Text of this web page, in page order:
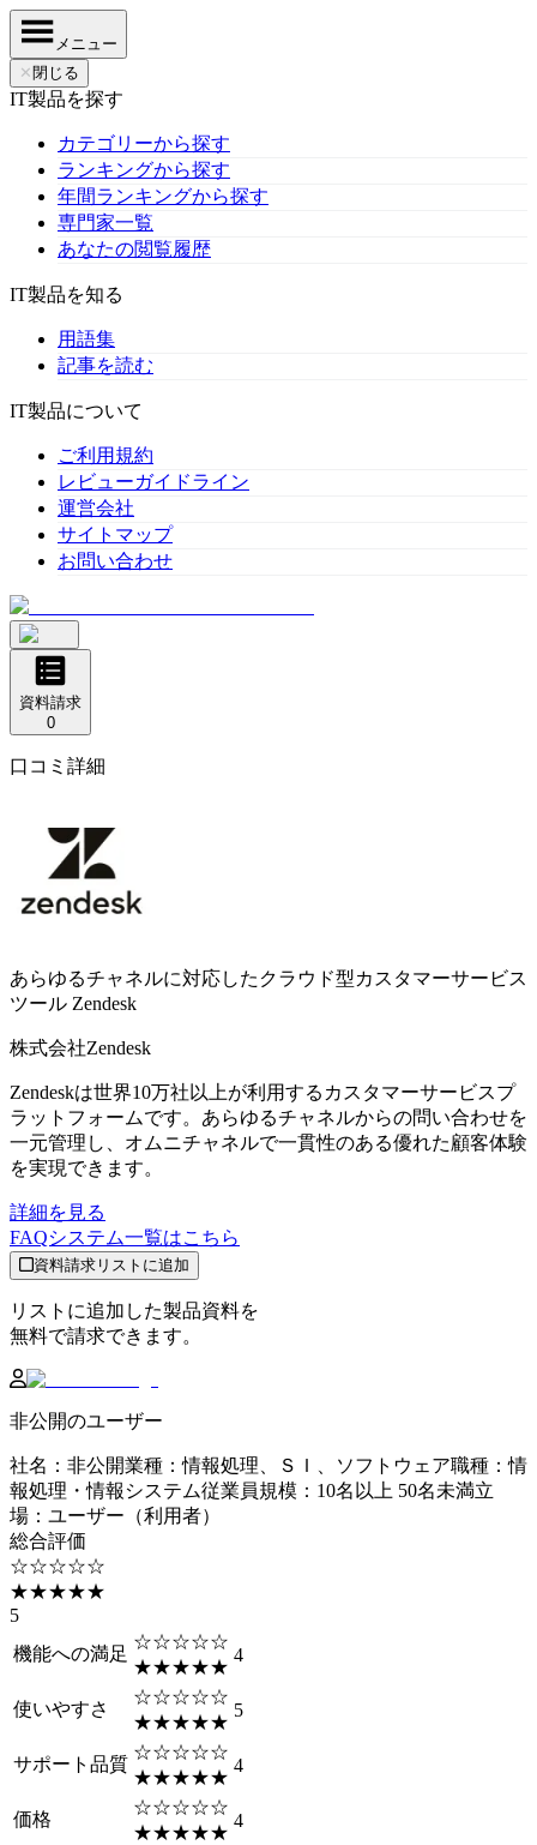
メニュー
✕ 閉じる
IT製品を探す
カテゴリーから探す
ランキングから探す
年間ランキングから探す
専門家一覧
あなたの閲覧履歴
IT製品を知る
用語集
記事を読む
IT製品について
ご利用規約
レビューガイドライン
運営会社
サイトマップ
お問い合わせ
資料請求
0
口コミ詳細
あらゆるチャネルに対応したクラウド型カスタマーサービス
ツール Zendesk
株式会社Zendesk
Zendeskは世界10万社以上が利用するカスタマーサービスプ
ラットフォームです。あらゆるチャネルからの問い合わせを
一元管理し、オムニチャネルで一貫性のある優れた顧客体験
を実現できます。
詳細を見る
FAQシステム一覧はこちら
資料請求リストに追加
リストに追加した製品資料を
無料で請求できます。
非公開のユーザー
社名 ： 非公開業種 ：情報処理、ＳＩ、ソフトウェア職種 ：情
報処理・情報システム従業員規模 ： 10名以上 50名未満立
場 ： ユーザー（利用者）
総合評価
☆☆☆☆☆
★★★★★
5
機能への満足
☆☆☆☆☆
★★★★★
4
使いやすさ
☆☆☆☆☆
★★★★★
5
サポート品質
☆☆☆☆☆
★★★★★
4
価格
☆☆☆☆☆
★★★★★
4